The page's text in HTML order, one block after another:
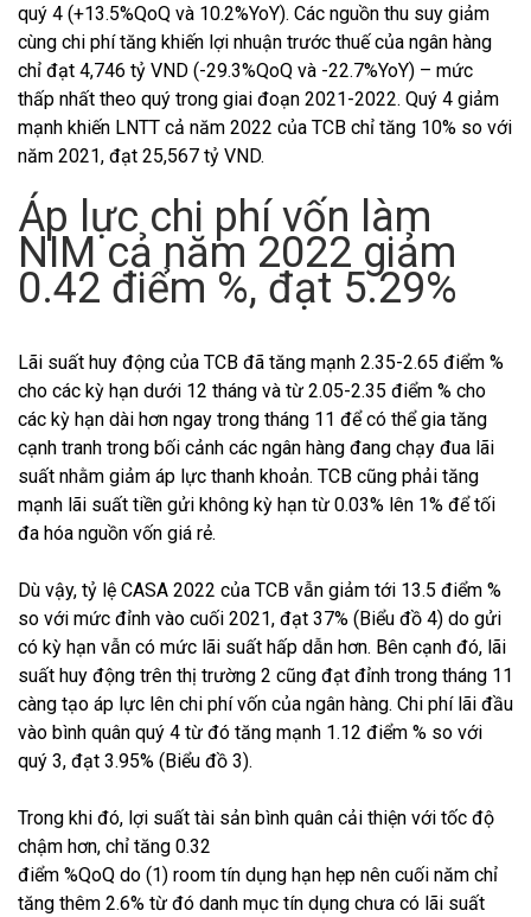
quý 4 (+13.5%QoQ và 10.2%YoY). Các nguồn thu suy giảm
cùng chi phí tăng khiến lợi nhuận trước thuế của ngân hàng
chỉ đạt 4,746 tỷ VND (-29.3%QoQ và -22.7%YoY) – mức
thấp nhất theo quý trong giai đoạn 2021-2022. Quý 4 giảm
mạnh khiến LNTT cả năm 2022 của TCB chỉ tăng 10% so với
năm 2021, đạt 25,567 tỷ VND.
Áp lực chi phí vốn làm
NIM cả năm 2022 giảm
0.42 điểm %, đạt 5.29%
Lãi suất huy động của TCB đã tăng mạnh 2.35-2.65 điểm %
cho các kỳ hạn dưới 12 tháng và từ 2.05-2.35 điểm % cho
các kỳ hạn dài hơn ngay trong tháng 11 để có thể gia tăng
cạnh tranh trong bối cảnh các ngân hàng đang chạy đua lãi
suất nhằm giảm áp lực thanh khoản. TCB cũng phải tăng
mạnh lãi suất tiền gửi không kỳ hạn từ 0.03% lên 1% để tối
đa hóa nguồn vốn giá rẻ.
Dù vậy, tỷ lệ CASA 2022 của TCB vẫn giảm tới 13.5 điểm %
so với mức đỉnh vào cuối 2021, đạt 37% (Biểu đồ 4) do gửi
có kỳ hạn vẫn có mức lãi suất hấp dẫn hơn. Bên cạnh đó, lãi
suất huy động trên thị trường 2 cũng đạt đỉnh trong tháng 11
càng tạo áp lực lên chi phí vốn của ngân hàng. Chi phí lãi đầu
vào bình quân quý 4 từ đó tăng mạnh 1.12 điểm % so với
quý 3, đạt 3.95% (Biểu đồ 3).
Trong khi đó, lợi suất tài sản bình quân cải thiện với tốc độ
chậm hơn, chỉ tăng 0.32
điểm %QoQ do (1) room tín dụng hạn hẹp nên cuối năm chỉ
tăng thêm 2.6% từ đó danh mục tín dụng chưa có lãi suất